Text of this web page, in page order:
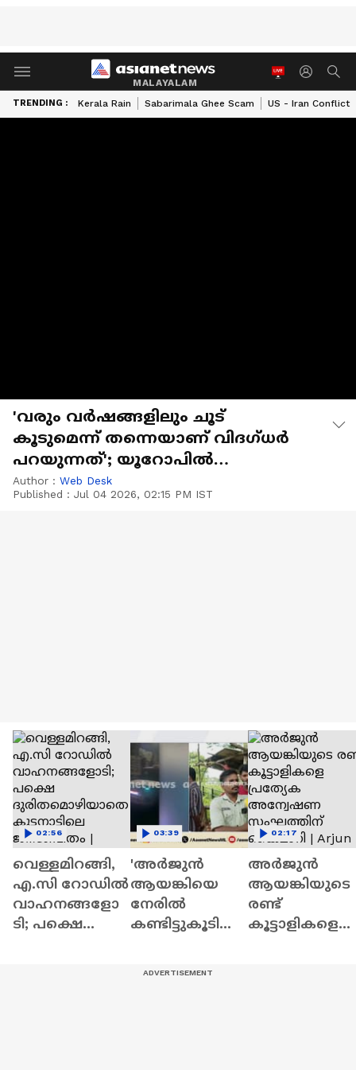
MALAYALAM
TRENDING : Kerala Rain Sabarimala Ghee Scam US - Iran Conflict
'വരും വർഷങ്ങളിലും ചൂട്
കൂടുമെന്ന് തന്നെയാണ് വിദ​ഗ്ധർ
പറയുന്നത്'; യൂറോപിൽ
ഉഷ്ണതരം​ഗം രൂക്ഷം
Author : Web Desk
Published : Jul 04 2026, 02:15 PM IST
വെള്ളമിറങ്ങി,
എ.സി റോഡിൽ
വാഹനങ്ങളോ
ടി; പക്ഷെ
02:56
'അർജുൻ
ആയങ്കിയെ
നേരിൽ
കണ്ടിട്ടുകൂടിയി
03:39
അർജുൻ
ആയങ്കിയുടെ
രണ്ട്
കൂട്ടാളികളെ
02:17